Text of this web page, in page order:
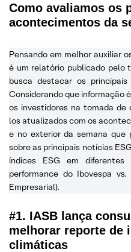
Como avaliamos os
acontecimentos da
Pensando em melhor auxiliar
é um relatório publicado pelo
busca destacar os
Considerando que informação
os investidores na tomada de
los atualizados com os
e no exterior da semana que
sobre as principais notícias
índices ESG em
performance do Ibovespa
Empresarial).
#1. IASB lança
melhorar reporte de
climáticas